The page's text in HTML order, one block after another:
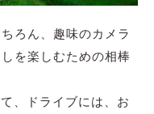
ろん、趣味のカメラ
を楽しむための相棒
、ドライブには、お